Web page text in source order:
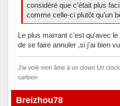
considéré que c’était plus
comme celle-ci plutôt qu’un
Le plus marrant c'est qu'avec
de se faire annuler ,si j'ai bien vu
J'ai volé mon âme à un clown Un
cartoon
Hors ligne
Breizhou78